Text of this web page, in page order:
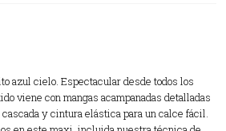
azul cielo. Espectacular desde todos los
viene con mangas acampanadas detalladas
cascada y cintura elástica para un calce fácil.